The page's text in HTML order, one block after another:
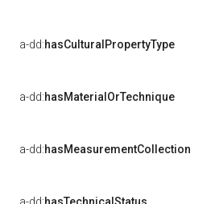
a-dd:hasCulturalPropertyType
a-dd:hasMaterialOrTechnique
a-dd:hasMeasurementCollection